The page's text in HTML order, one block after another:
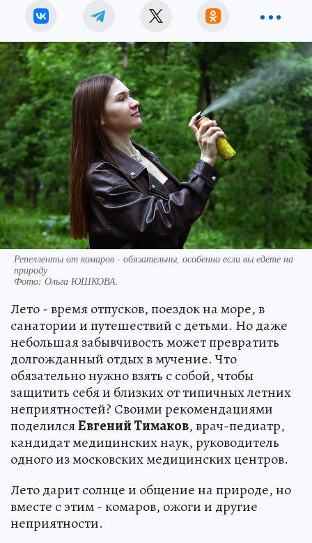
Репелленты от комаров - обязательны, особенно если вы едете на
природу
Фото: Ольга ЮШКОВА.
Лето - время отпусков, поездок на море, в
санатории и путешествий с детьми. Но даже
небольшая забывчивость может превратить
долгожданный отдых в мучение. Что
обязательно нужно взять с собой, чтобы
защитить себя и близких от типичных летних
неприятностей? Своими рекомендациями
поделилсяЕвгений Тимаков, врач-педиатр,
кандидат медицинских наук, руководитель
одного из московских медицинских центров.
Лето дарит солнце и общение на природе, но
вместе с этим - комаров, ожоги и другие
неприятности.